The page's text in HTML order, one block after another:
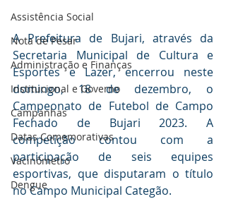
Assistência Social
Nota de Pesar
Administração e Finanças
Institucional e Governo
Campanhas
Datas Comemorativas
Vacinômetro
Dengue
A Prefeitura de Bujari, através da
Secretaria Municipal de Cultura e
Esportes e Lazer, encerrou neste
domingo, 18 de dezembro, o
Campeonato de Futebol de Campo
Fechado de Bujari 2023. A
competição contou com a
participação de seis equipes
esportivas, que disputaram o título
no Campo Municipal Categão.